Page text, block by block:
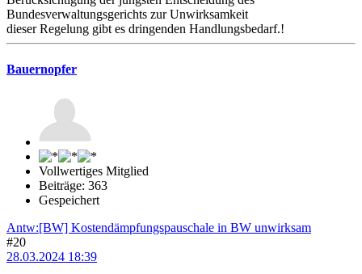
Bundesverwaltungsgerichts zur Unwirksamkeit
dieser Regelung gibt es dringenden Handlungsbedarf.!
Bauernopfer
Vollwertiges Mitglied
Beiträge: 363
Gespeichert
Antw:[BW] Kostendämpfungspauschale in BW unwirksam
#20
28.03.2024 18:39